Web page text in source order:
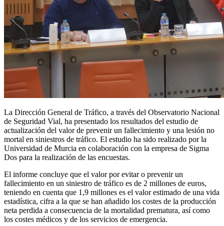
La Dirección General de Tráfico, a través del Observatorio Nacional
de Seguridad Vial, ha presentado los resultados del estudio de
actualización del valor de prevenir un fallecimiento y una lesión no
mortal en siniestros de tráfico. El estudio ha sido realizado por la
Universidad de Murcia en colaboración con la empresa de Sigma
Dos para la realización de las encuestas.
El informe concluye que el valor por evitar o prevenir un
fallecimiento en un siniestro de tráfico es de 2 millones de euros,
teniendo en cuenta que 1,9 millones es el valor estimado de una vida
estadística, cifra a la que se han añadido los costes de la producción
neta perdida a consecuencia de la mortalidad prematura, así como
los costes médicos y de los servicios de emergencia.